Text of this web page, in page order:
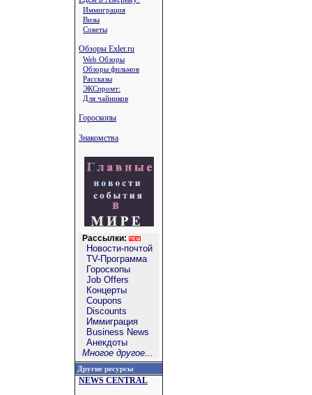
Иммиграция
Визы
Советы
Обзоры Exler.ru
Web Обзоры
Обзоры фильмов
Рассказы
ЭКСпромт:
Для чайников
Гороскопы
Знакомства
Рассылки:
Новости-почтой
TV-Программа
Гороскопы
Job Offers
Концерты
Coupons
Discounts
Иммиграция
Business News
Анекдоты
Многое другое...
Другие ресурсы
NEWS CENTRAL